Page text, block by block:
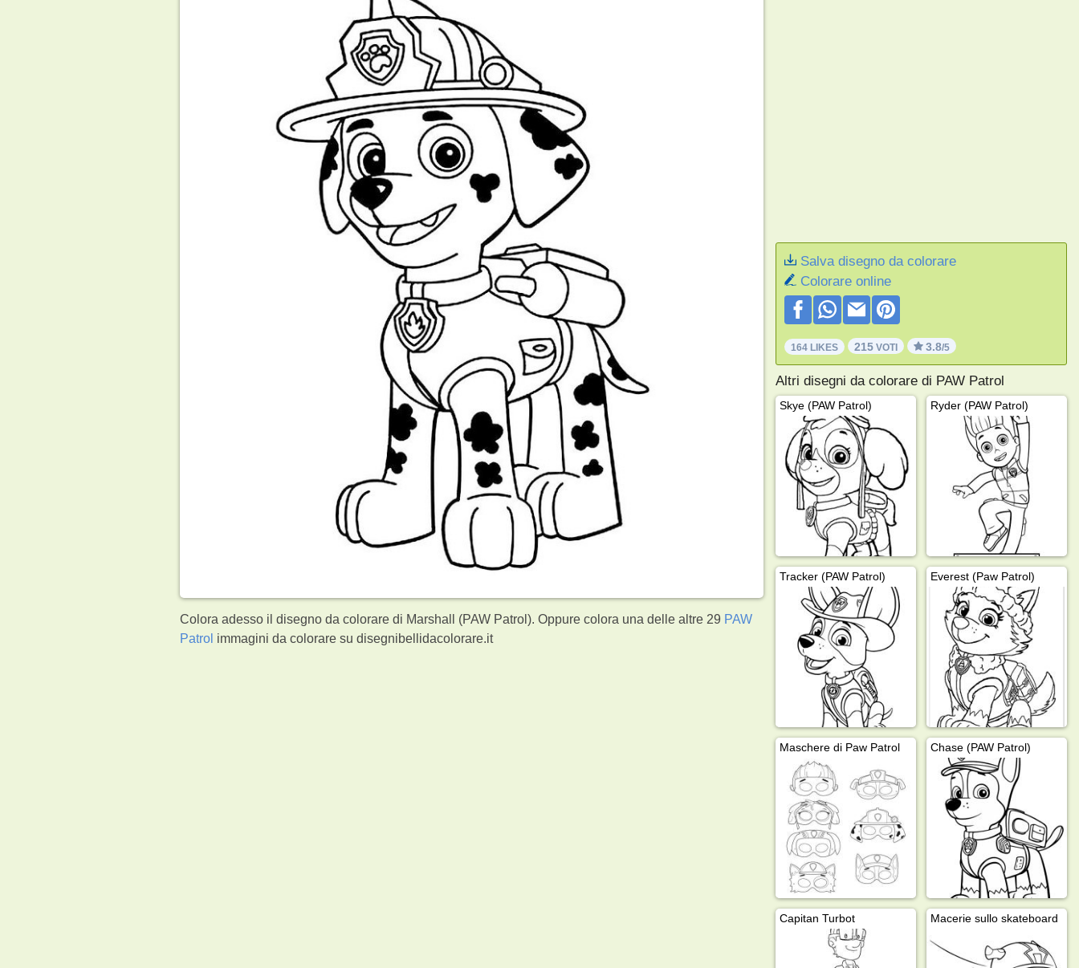
Colora adesso il disegno da colorare di Marshall (PAW Patrol). Oppure colora una delle altre 29 PAW
Patrol immagini da colorare su disegnibellidacolorare.it
Salva disegno da colorare
Colorare online
164 LIKES 215VOTI 3.8/5
Altri disegni da colorare di PAW Patrol
Skye (PAW Patrol) Ryder (PAW Patrol)
Tracker (PAW Patrol) Everest (Paw Patrol)
Maschere di Paw Patrol Chase (PAW Patrol)
Capitan Turbot Macerie sullo skateboard